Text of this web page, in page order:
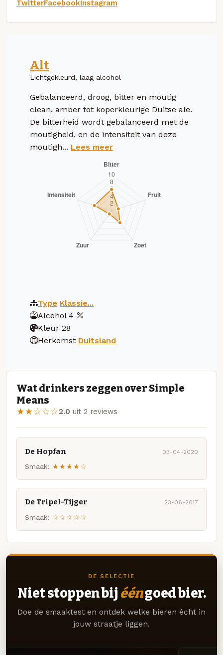
TwitterFacebookInstagram
Alt
Lichtgekleurd, laag alcohol
Gebalanceerd, droog, bitter en moutig
clean, amber tot koperkleurige Duitse ale.
De bitterheid wordt gebalanceerd met de
moutigheid, en de intensiteit van deze
moutigh... Lees meer
Type Klassie...
Alcohol 4
Kleur 28
Herkomst Duitsland
Wat drinkers zeggen over Simple
Means
★★☆☆☆2.0 uit 2 reviews
De Hopfan 03-04-2020
Smaak: ★★★★☆
De Tripel-Tijger 23-06-2017
Smaak: ☆☆☆☆☆
DE SELECTIE
Niet stoppen bij ééngoed bier.
Doe de smaaktest en ontdek welke bieren écht in
jouw straatje liggen.